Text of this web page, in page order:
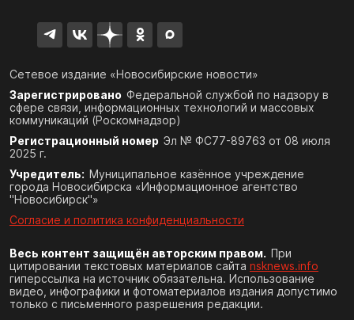
Сетевое издание «Новосибирские новости»
Зарегистрировано Федеральной службой по надзору в
сфере связи, информационных технологий и массовых
коммуникаций (Роскомнадзор)
Регистрационный номер Эл № ФС77-89763 от 08 июля
2025 г.
Учредитель: Муниципальное казённое учреждение
города Новосибирска «Информационное агентство
"Новосибирск"»
Согласие и политика конфиденциальности
Весь контент защищён авторским правом. При
цитировании текстовых материалов сайта nsknews.info
гиперссылка на источник обязательна. Использование
видео, инфографики и фотоматериалов издания допустимо
только с письменного разрешения редакции.